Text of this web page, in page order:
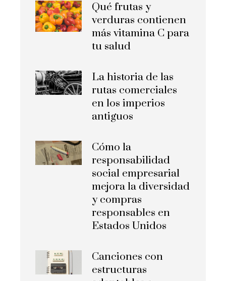
Qué frutas y
verduras contienen
más vitamina C para
tu salud
La historia de las
rutas comerciales
en los imperios
antiguos
Cómo la
responsabilidad
social empresarial
mejora la diversidad
y compras
responsables en
Estados Unidos
Canciones con
estructuras